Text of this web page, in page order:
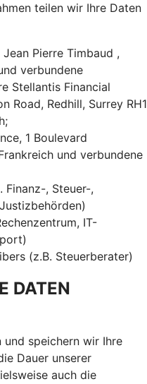
teilen wir Ihre Daten
Pierre Timbaud ,
verbundene
Stellantis Financial
Road, Redhill, Surrey RH1
1 Boulevard
und verbundene
Finanz-, Steuer-,
IT-
(z.B. Steuerberater)
DATEN
speichern wir Ihre
Dauer unserer
auch die